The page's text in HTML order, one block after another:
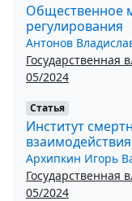
Общественное
регулирования
Антонов
Государственная
05/2024
Статья
Институт
Архипкин Игорь
Государственная
05/2024